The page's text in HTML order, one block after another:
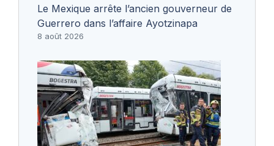
Le Mexique arrête l’ancien gouverneur de
Guerrero dans l’affaire Ayotzinapa
8 août 2026